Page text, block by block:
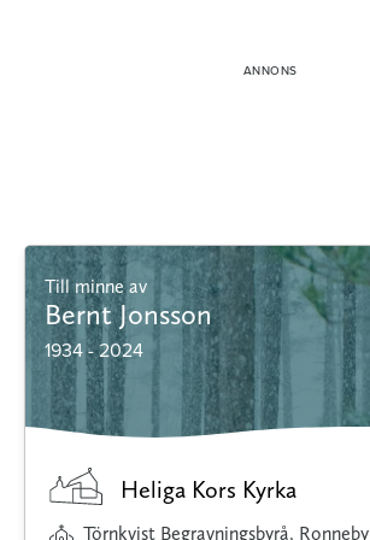
Till minne av
Bernt Jonsson
1934 - 2024
Heliga Kors Kyrka
Törnkvist Begravningsbyrå, Ronneby